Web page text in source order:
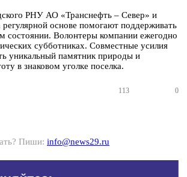
РНУ АО «Транснефть – Север» и
основе помогают поддерживать
состоянии. Волонтеры компании ежегодно
субботниках. Совместные усилия
уникальный памятник природы и
в знаковом уголке поселка.
113 0
Пиши: info@news29.ru